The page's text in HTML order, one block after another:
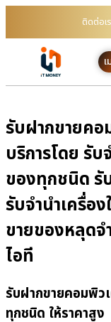
ติดต่อเ
รับฝากขายคอ
บริการโดย รับ
ของทุกชนิด รั
รับจำนำเครื่อ
ขายของหลุดจ
ไอที
รับฝากขายคอมพิว
ทุกชนิด ให้ราคาสูง